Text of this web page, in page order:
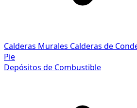
Calderas Murales Calderas de
Pie
Depósitos de Combustible